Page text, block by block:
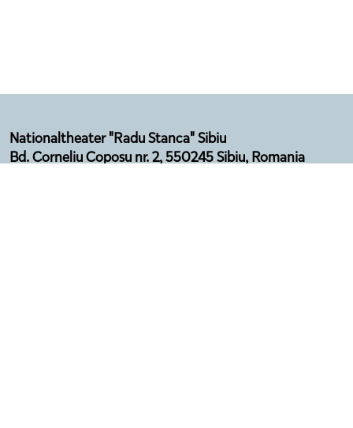
Nationaltheater "Radu Stanca" Sibiu
Bd. Corneliu Coposu nr. 2, 550245 Sibiu, Romania